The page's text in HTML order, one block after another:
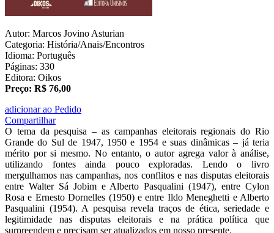
Autor: Marcos Jovino Asturian
Categoria: História/Anais/Encontros
Idioma: Português
Páginas: 330
Editora: Oikos
Preço: R$ 76,00
adicionar ao Pedido
Compartilhar
O tema da pesquisa – as campanhas eleitorais regionais do Rio
Grande do Sul de 1947, 1950 e 1954 e suas dinâmicas – já teria
mérito por si mesmo. No entanto, o autor agrega valor à análise,
utilizando fontes ainda pouco exploradas. Lendo o livro
mergulhamos nas campanhas, nos conflitos e nas disputas eleitorais
entre Walter Sá Jobim e Alberto Pasqualini (1947), entre Cylon
Rosa e Ernesto Dornelles (1950) e entre Ildo Meneghetti e Alberto
Pasqualini (1954). A pesquisa revela traços de ética, seriedade e
legitimidade nas disputas eleitorais e na prática política que
surpreendem e precisam ser atualizados em nosso presente.